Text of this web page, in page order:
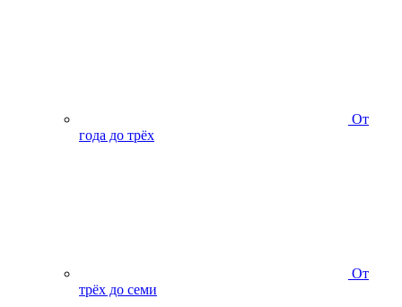
От
года до трёх
От
трёх до семи